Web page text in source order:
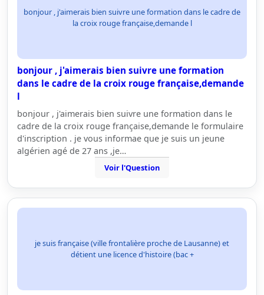
bonjour , j'aimerais bien suivre une formation dans le cadre de
la croix rouge française,demande l
bonjour , j'aimerais bien suivre une formation
dans le cadre de la croix rouge française,demande
l
bonjour , j'aimerais bien suivre une formation dans le
cadre de la croix rouge française,demande le formulaire
d'inscription . je vous informae que je suis un jeune
algérien agé de 27 ans ,je…
Voir l'Question
je suis française (ville frontalière proche de Lausanne) et
détient une licence d'histoire (bac +